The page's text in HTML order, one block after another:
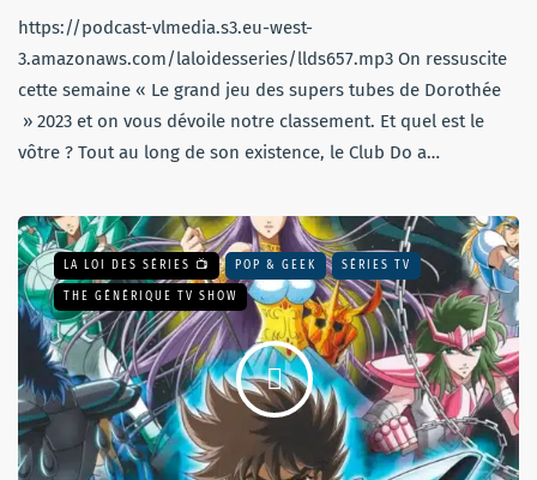
https://podcast-vlmedia.s3.eu-west-
3.amazonaws.com/laloidesseries/llds657.mp3 On ressuscite
cette semaine « Le grand jeu des supers tubes de Dorothée
» 2023 et on vous dévoile notre classement. Et quel est le
vôtre ? Tout au long de son existence, le Club Do a…
LA LOI DES SÉRIES 📺 POP & GEEK SÉRIES TV
THE GÉNÉRIQUE TV SHOW